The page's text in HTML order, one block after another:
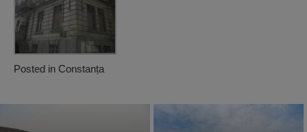
Posted in Constanța